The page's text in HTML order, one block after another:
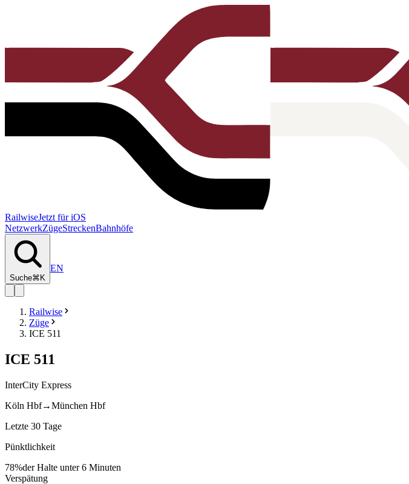
RailwiseJetzt für iOS
NetzwerkZügeStreckenBahnhöfe
Suche⌘K
EN
Railwise
Züge
ICE 511
ICE 511
InterCity Express
Köln Hbf→München Hbf
Letzte 30 Tage
Pünktlichkeit
78%der Halte unter 6 Minuten
Verspätung